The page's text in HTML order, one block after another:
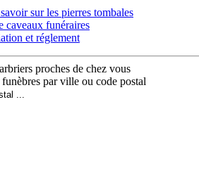
sur les pierres tombales
caveaux funéraires
et réglement
proches de chez vous
par ville ou code postal